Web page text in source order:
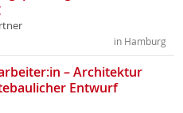
in Hamburg
– Architektur
Entwurf